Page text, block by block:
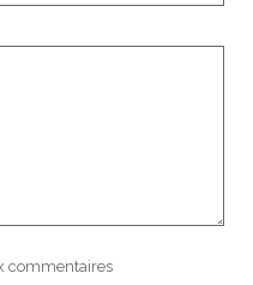
commentaires